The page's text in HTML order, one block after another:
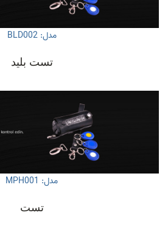
مدل: BLD002
تست بلید
مدل: MPH001
تست